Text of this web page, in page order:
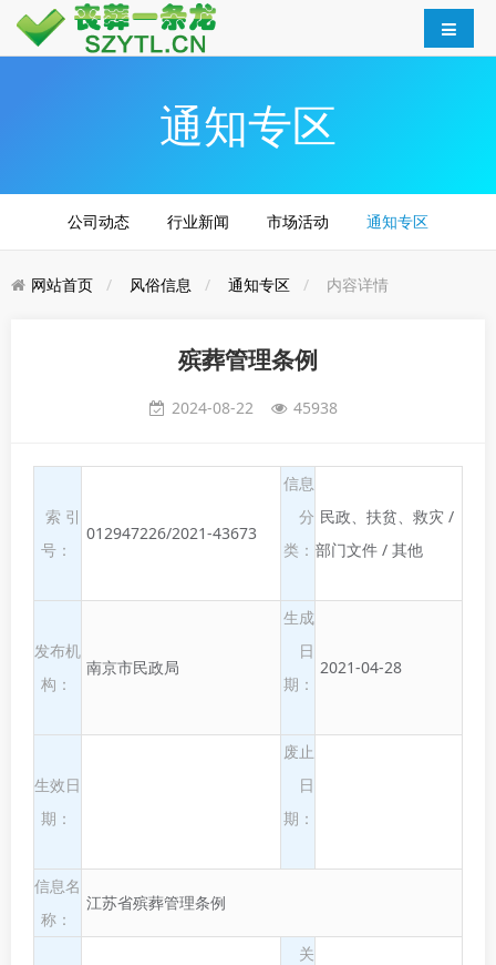
通知专区
公司动态 行业新闻 市场活动 通知专区
网站首页 风俗信息 通知专区 内容详情
殡葬管理条例
2024-08-22 45938
索 引
号：
012947226/2021-43673
信息
分
类：
民政、扶贫、救灾 /
部门文件 / 其他
发布机
构：
南京市民政局
生成
日
期：
2021-04-28
生效日
期：
废止
日
期：
信息名
称：
江苏省殡葬管理条例
关